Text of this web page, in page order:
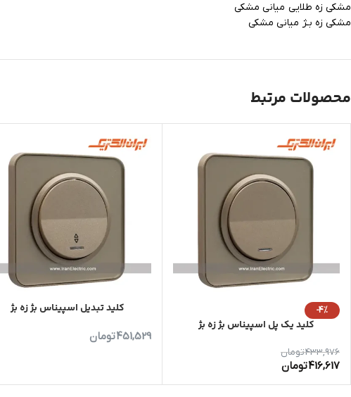
مشکی زه طلایی میانی مشکی
مشکی زه بـژ میانی مشکی
محصولات مرتبط
-4%
کلید یک پل اسپیناس بژ زه بژ
433,976تومان
416,617تومان
کلید تبدیل اسپیناس بژ زه بژ
451,529تومان